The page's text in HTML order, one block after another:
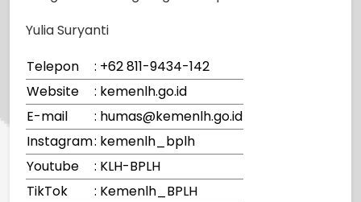
Yulia Suryanti
Telepon
: +62 811-9434-142
Website
: kemenlh.go.id
E-mail
: humas@kemenlh.go.id
Instagram: kemenlh_bplh
Youtube
: KLH-BPLH
TikTok
: Kemenlh_BPLH